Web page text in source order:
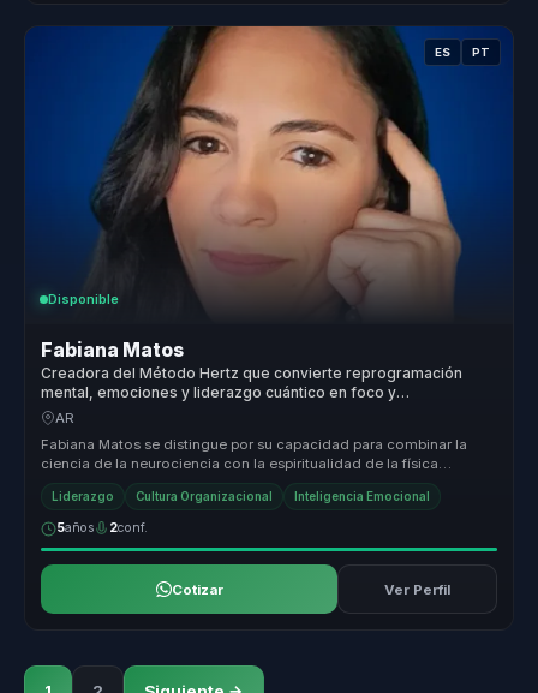
ES PT
Disponible
Fabiana Matos
Creadora del Método Hertz que convierte reprogramación
mental, emociones y liderazgo cuántico en foco y
transformación para equipos.
AR
Fabiana Matos se distingue por su capacidad para combinar la
ciencia de la neurociencia con la espiritualidad de la física
cuántica, ofre...
Liderazgo Cultura Organizacional Inteligencia Emocional
5años 2conf.
Cotizar Ver Perfil